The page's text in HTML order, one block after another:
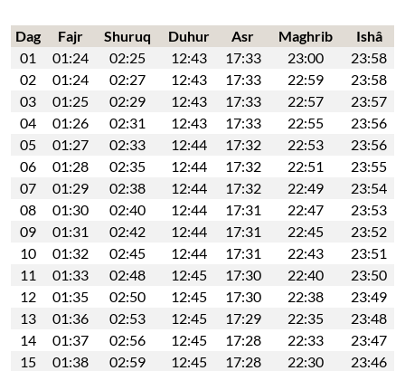
Dag Fajr Shuruq Duhur Asr Maghrib
Ishâ
01
01:24 02:25 12:43 17:33 23:00
23:58
02
01:24 02:27 12:43 17:33 22:59
23:58
03
01:25 02:29 12:43 17:33 22:57
23:57
04
01:26 02:31 12:43 17:33 22:55
23:56
05
01:27 02:33 12:44 17:32 22:53
23:56
06
01:28 02:35 12:44 17:32 22:51
23:55
07
01:29 02:38 12:44 17:32 22:49
23:54
08
01:30 02:40 12:44 17:31 22:47
23:53
09
01:31 02:42 12:44 17:31 22:45
23:52
10
01:32 02:45 12:44 17:31 22:43
23:51
11
01:33 02:48 12:45 17:30 22:40
23:50
12
01:35 02:50 12:45 17:30 22:38
23:49
13
01:36 02:53 12:45 17:29 22:35
23:48
14
01:37 02:56 12:45 17:28 22:33
23:47
15
01:38 02:59 12:45 17:28 22:30
23:46